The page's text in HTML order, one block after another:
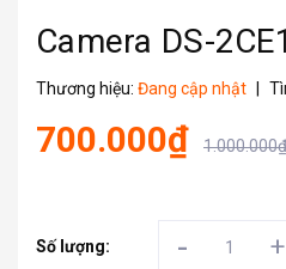
Camera DS-
Thương hiệu: Đang cập nhật
700.000₫ 1.000.000₫
Số lượng: - +